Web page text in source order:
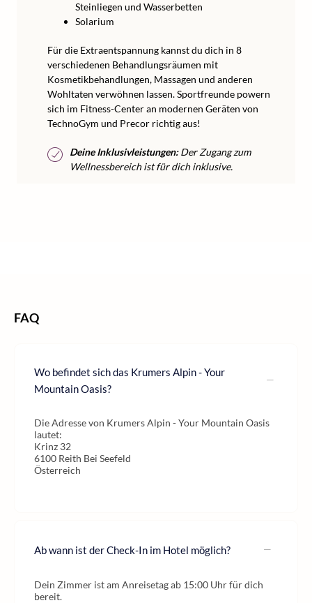
Steinliegen und Wasserbetten
Solarium
Für die Extraentspannung kannst du dich in 8
verschiedenen Behandlungsräumen mit
Kosmetikbehandlungen, Massagen und anderen
Wohltaten verwöhnen lassen. Sportfreunde powern
sich im Fitness-Center an modernen Geräten von
TechnoGym und Precor richtig aus!
Deine Inklusivleistungen:Der Zugang zum
Wellnessbereich ist für dich inklusive.
FAQ
Wo befindet sich das Krumers Alpin - Your
Mountain Oasis?
Die Adresse von Krumers Alpin - Your Mountain Oasis
lautet:
Krinz 32
6100 Reith Bei Seefeld
Österreich
Ab wann ist der Check-In im Hotel möglich?
Dein Zimmer ist am Anreisetag ab 15:00 Uhr für dich
bereit.